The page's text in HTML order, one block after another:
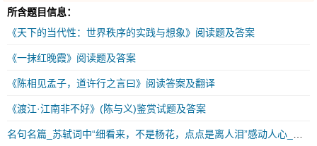
所含题目信息：
《天下的当代性：世界秩序的实践与想象》阅读题及答案
《一抹红晚霞》阅读题及答案
《陈相见孟子，道许行之言曰》阅读答案及翻译
《渡江·江南非不好》(陈与义)鉴赏试题及答案